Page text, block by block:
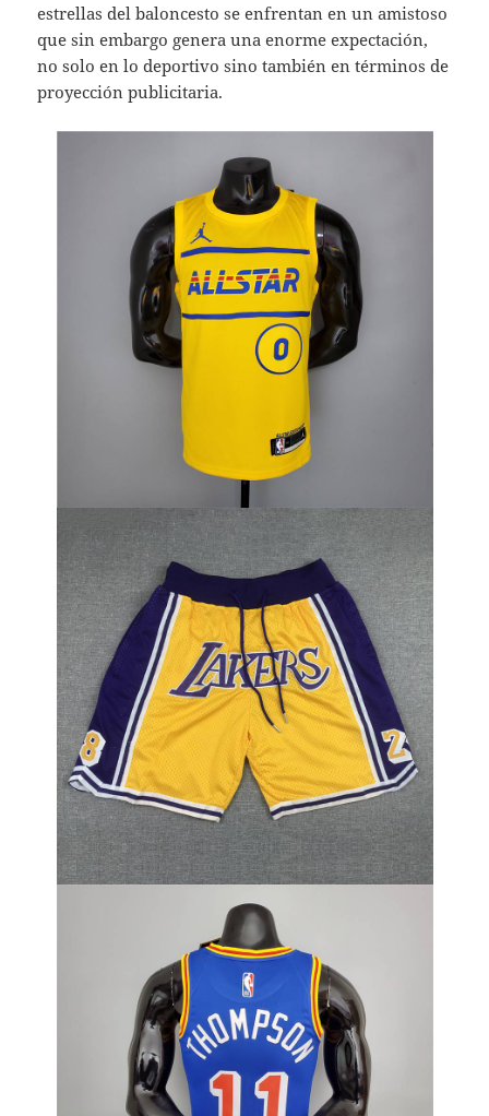
estrellas del baloncesto se enfrentan en un amistoso
que sin embargo genera una enorme expectación,
no solo en lo deportivo sino también en términos de
proyección publicitaria.